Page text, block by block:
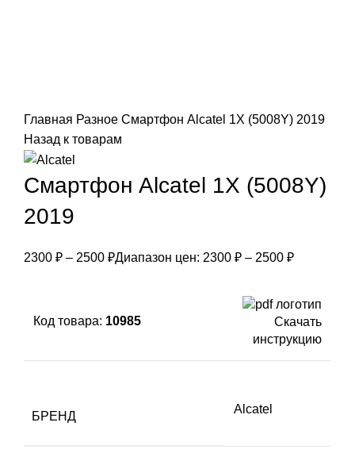
Главная Разное Смартфон Alcatel 1X (5008Y) 2019
Назад к товарам
Смартфон Alcatel 1X (5008Y)
2019
2300 ₽ – 2500 ₽Диапазон цен: 2300 ₽ – 2500 ₽
Код товара: 10985
Скачать
инструкцию
БРЕНД
Alcatel